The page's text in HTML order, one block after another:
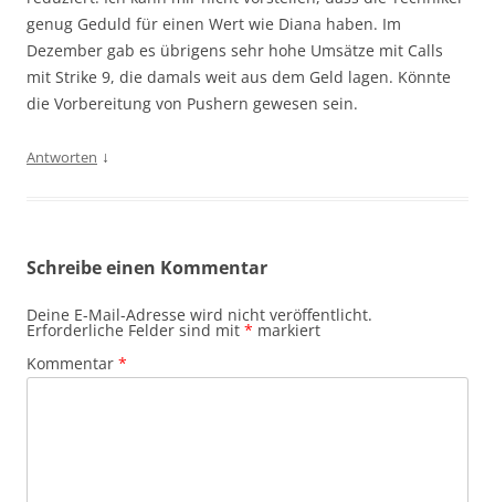
genug Geduld für einen Wert wie Diana haben. Im
Dezember gab es übrigens sehr hohe Umsätze mit Calls
mit Strike 9, die damals weit aus dem Geld lagen. Könnte
die Vorbereitung von Pushern gewesen sein.
Antworten ↓
Schreibe einen Kommentar
Deine E-Mail-Adresse wird nicht veröffentlicht.
Erforderliche Felder sind mit * markiert
Kommentar *